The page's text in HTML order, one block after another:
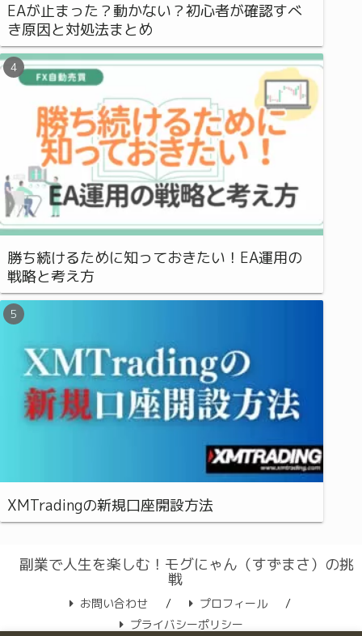
EAが止まった？動かない？初心者が確認すべ
き原因と対処法まとめ
勝ち続けるために知っておきたい！EA運用の
戦略と考え方
XMTradingの新規口座開設方法
副業で人生を楽しむ！モグにゃん（すずまさ）の挑
戦
お問い合わせ
プロフィール
プライバシーポリシー